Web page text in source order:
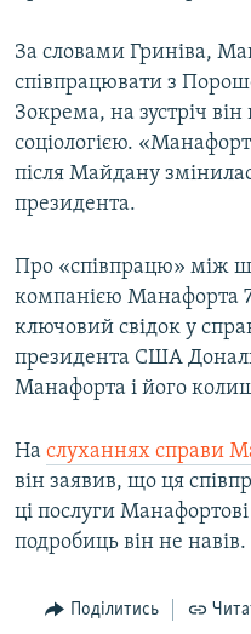
За словами Гриніва,
співпрацювати з
Зокрема, на зустріч
соціологією.
після Майдану
президента.
Про «співпрацю» між
компанією Манафорта
ключовий свідок у
президента США
Манафорта і його
На слуханнях справи
він заявив, що ця
ці послуги
подробиць він не навів.
Поділитись